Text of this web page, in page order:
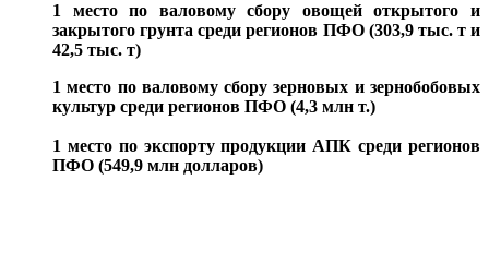
1 место по валовому сбору овощей открытого и
закрытого грунта среди регионов ПФО (303,9 тыс. т и
42,5 тыс. т)
1 место по валовому сбору зерновых и зернобобовых
культур среди регионов ПФО (4,3 млн т.)
1 место по экспорту продукции АПК среди регионов
ПФО (549,9 млн долларов)